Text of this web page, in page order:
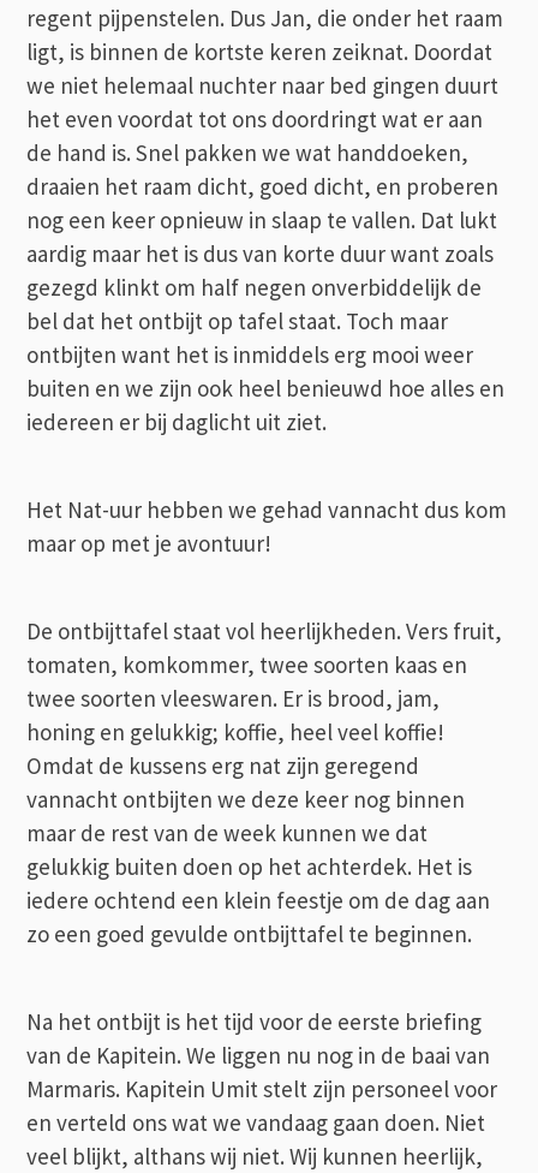
regent pijpenstelen. Dus Jan, die onder het raam
ligt, is binnen de kortste keren zeiknat. Doordat
we niet helemaal nuchter naar bed gingen duurt
het even voordat tot ons doordringt wat er aan
de hand is. Snel pakken we wat handdoeken,
draaien het raam dicht, goed dicht, en proberen
nog een keer opnieuw in slaap te vallen. Dat lukt
aardig maar het is dus van korte duur want zoals
gezegd klinkt om half negen onverbiddelijk de
bel dat het ontbijt op tafel staat. Toch maar
ontbijten want het is inmiddels erg mooi weer
buiten en we zijn ook heel benieuwd hoe alles en
iedereen er bij daglicht uit ziet.
Het Nat-uur hebben we gehad vannacht dus kom
maar op met je avontuur!
De ontbijttafel staat vol heerlijkheden. Vers fruit,
tomaten, komkommer, twee soorten kaas en
twee soorten vleeswaren. Er is brood, jam,
honing en gelukkig; koffie, heel veel koffie!
Omdat de kussens erg nat zijn geregend
vannacht ontbijten we deze keer nog binnen
maar de rest van de week kunnen we dat
gelukkig buiten doen op het achterdek. Het is
iedere ochtend een klein feestje om de dag aan
zo een goed gevulde ontbijttafel te beginnen.
Na het ontbijt is het tijd voor de eerste briefing
van de Kapitein. We liggen nu nog in de baai van
Marmaris. Kapitein Umit stelt zijn personeel voor
en verteld ons wat we vandaag gaan doen. Niet
veel blijkt, althans wij niet. Wij kunnen heerlijk,